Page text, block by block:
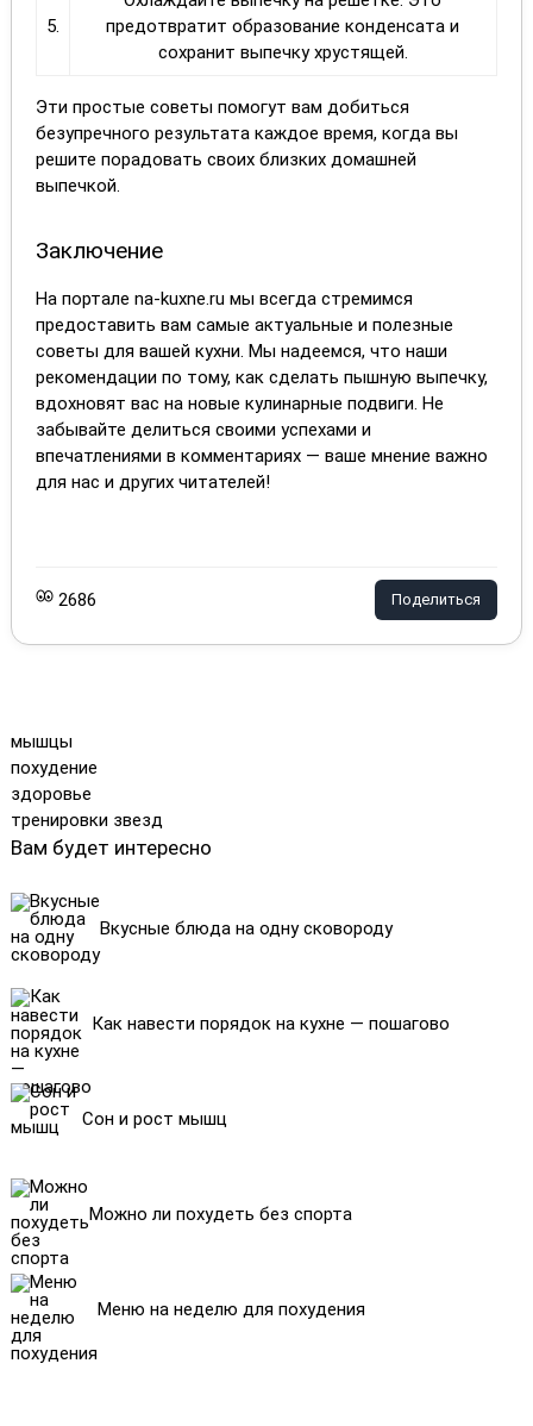
мышцы
похудение
здоровье
тренировки звезд
Вам будет интересно
Вкусные блюда на одну сковороду
Как навести порядок на кухне — пошагово
Сон и рост мышц
Можно ли похудеть без спорта
Меню на неделю для похудения
5.
предотвратит образование конденсата и
сохранит выпечку хрустящей.
Эти простые советы помогут вам добиться
безупречного результата каждое время, когда вы
решите порадовать своих близких домашней
выпечкой.
Заключение
На портале na-kuxne.ru мы всегда стремимся
предоставить вам самые актуальные и полезные
советы для вашей кухни. Мы надеемся, что наши
рекомендации по тому, как сделать пышную выпечку,
вдохновят вас на новые кулинарные подвиги. Не
забывайте делиться своими успехами и
впечатлениями в комментариях — ваше мнение важно
для нас и других читателей!
2686 Поделиться